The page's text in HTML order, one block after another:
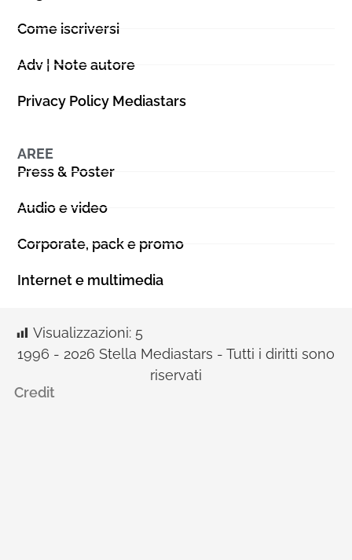
Come iscriversi
Adv | Note autore
Privacy Policy Mediastars
AREE
Press & Poster
Audio e video
Corporate, pack e promo
Internet e multimedia
Visualizzazioni: 5
1996 - 2026 Stella Mediastars - Tutti i diritti sono
riservati
Credit